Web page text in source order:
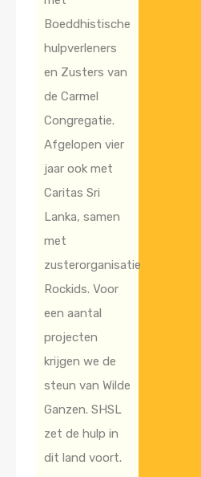
Boeddhistische
hulpverleners
en Zusters van
de Carmel
Congregatie.
Afgelopen vier
jaar ook met
Caritas Sri
Lanka, samen
met
zusterorganisatie
Rockids. Voor
een aantal
projecten
krijgen we de
steun van Wilde
Ganzen. SHSL
zet de hulp in
dit land voort.